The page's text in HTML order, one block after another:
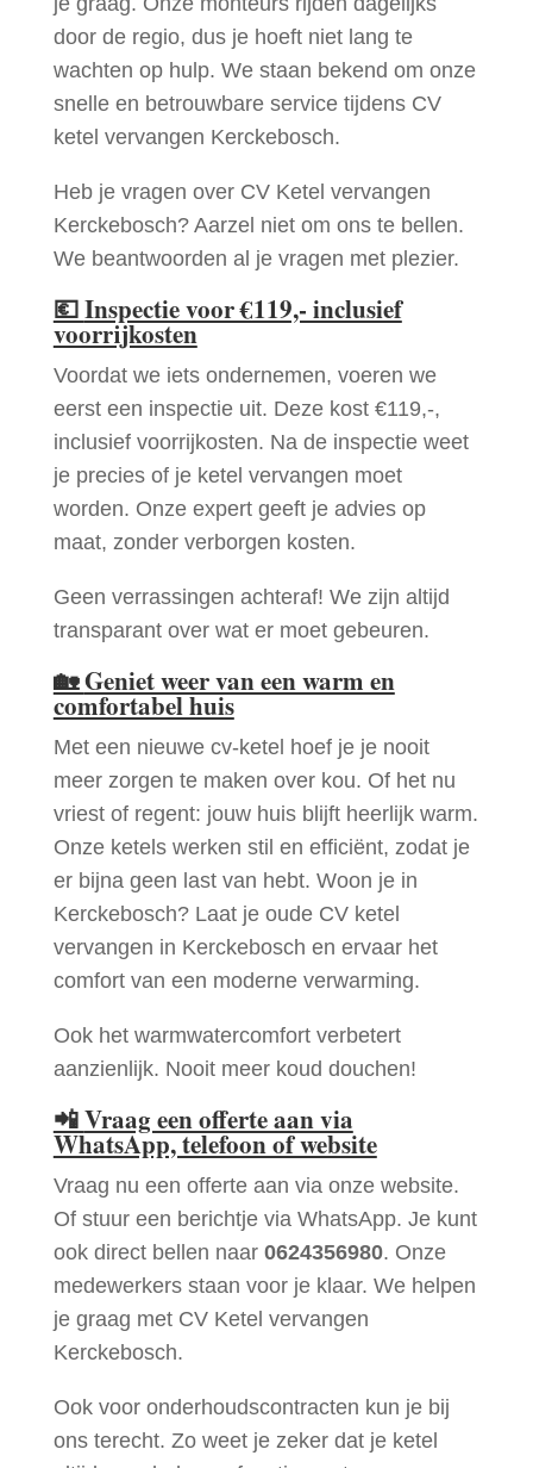
door de regio, dus je hoeft niet lang te
wachten op hulp. We staan bekend om onze
snelle en betrouwbare service tijdens CV
ketel vervangen Kerckebosch.
Heb je vragen over CV Ketel vervangen
Kerckebosch? Aarzel niet om ons te bellen.
We beantwoorden al je vragen met plezier.
💶Inspectie voor €119,- inclusief
voorrijkosten
Voordat we iets ondernemen, voeren we
eerst een inspectie uit. Deze kost €119,-,
inclusief voorrijkosten. Na de inspectie weet
je precies of je ketel vervangen moet
worden. Onze expert geeft je advies op
maat, zonder verborgen kosten.
Geen verrassingen achteraf! We zijn altijd
transparant over wat er moet gebeuren.
🏡Geniet weer van een warm en
comfortabel huis
Met een nieuwe cv-ketel hoef je je nooit
meer zorgen te maken over kou. Of het nu
vriest of regent: jouw huis blijft heerlijk warm.
Onze ketels werken stil en efficiënt, zodat je
er bijna geen last van hebt. Woon je in
Kerckebosch? Laat je oude CV ketel
vervangen in Kerckebosch en ervaar het
comfort van een moderne verwarming.
Ook het warmwatercomfort verbetert
aanzienlijk. Nooit meer koud douchen!
📲Vraag een offerte aan via
WhatsApp, telefoon of website
Vraag nu een offerte aan via onze website.
Of stuur een berichtje via WhatsApp. Je kunt
ook direct bellen naar 0624356980. Onze
medewerkers staan voor je klaar. We helpen
je graag met CV Ketel vervangen
Kerckebosch.
Ook voor onderhoudscontracten kun je bij
ons terecht. Zo weet je zeker dat je ketel